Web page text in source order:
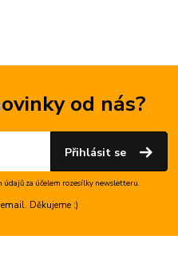
od nás?
Přihlásit se
údajůza účelem rozesílky newsletteru.
Děkujeme :)